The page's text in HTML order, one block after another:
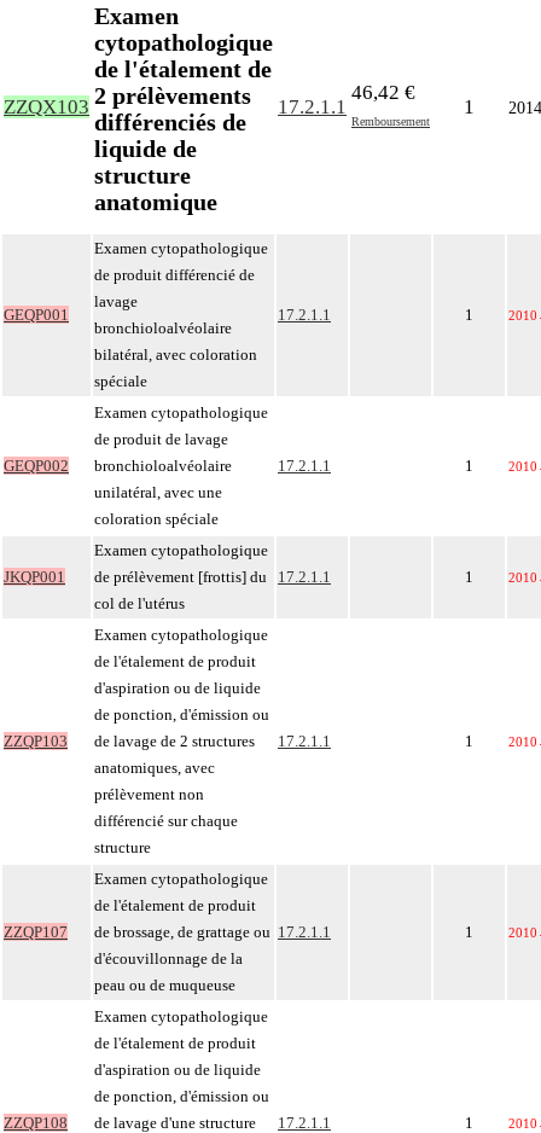
ZZQX103
Examen
cytopathologique
de l'étalement de
2 prélèvements
différenciés de
liquide de
structure
anatomique
17.2.1.1
46,42 €
Remboursement
1 2014
GEQP001
Examen cytopathologique
de produit différencié de
lavage
bronchioloalvéolaire
bilatéral, avec coloration
spéciale
17.2.1.1 1 2010
GEQP002
Examen cytopathologique
de produit de lavage
bronchioloalvéolaire
unilatéral, avec une
coloration spéciale
17.2.1.1 1 2010
JKQP001
Examen cytopathologique
de prélèvement [frottis] du
col de l'utérus
17.2.1.1 1 2010
ZZQP103
Examen cytopathologique
de l'étalement de produit
d'aspiration ou de liquide
de ponction, d'émission ou
de lavage de 2 structures
anatomiques, avec
prélèvement non
différencié sur chaque
structure
17.2.1.1 1 2010
ZZQP107
Examen cytopathologique
de l'étalement de produit
de brossage, de grattage ou
d'écouvillonnage de la
peau ou de muqueuse
17.2.1.1 1 2010
ZZQP108
Examen cytopathologique
de l'étalement de produit
d'aspiration ou de liquide
de ponction, d'émission ou
de lavage d'une structure
17.2.1.1 1 2010